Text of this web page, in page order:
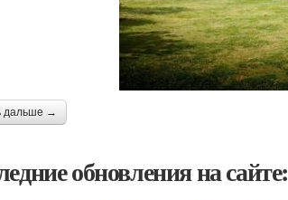
дальше →
обновления на сайте: